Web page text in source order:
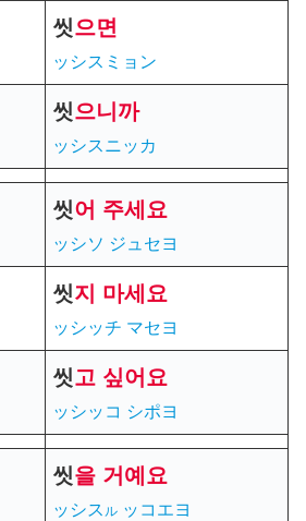
씻으면
ッシスミョン
씻으니까
ッシスニッカ
씻어 주세요
ッシソ ジュセヨ
씻지 마세요
ッシッチ マセヨ
씻고 싶어요
ッシッコ シポヨ
씻을 거예요
ッシス ル ッコエヨ